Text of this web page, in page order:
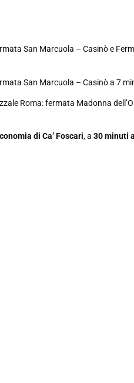
San Marcuola – Casinò e
San Marcuola – Casinò a 7
Roma: fermata Madonna
di Ca’ Foscari, a 30 minuti